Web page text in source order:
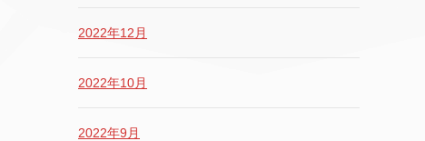
2022年12月
2022年10月
2022年9月